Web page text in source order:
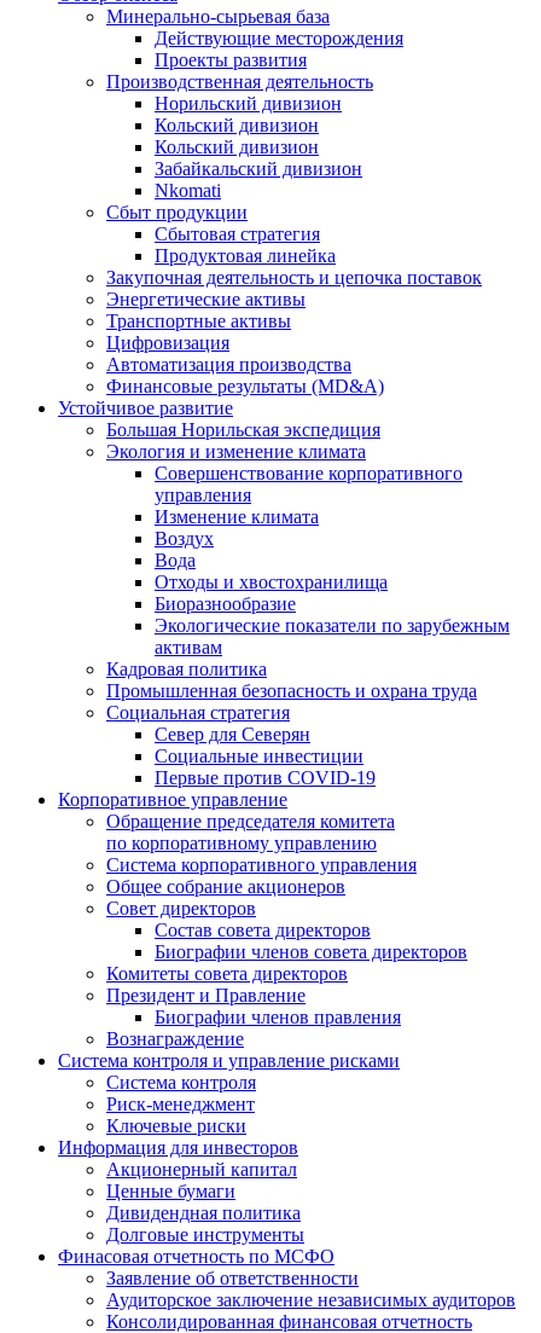
Минерально-сырьевая база
Действующие месторождения
Проекты развития
Производственная деятельность
Норильский дивизион
Кольский дивизион
Кольский дивизион
Забайкальский дивизион
Nkomati
Сбыт продукции
Сбытовая стратегия
Продуктовая линейка
Закупочная деятельность и цепочка поставок
Энергетические активы
Транспортные активы
Цифровизация
Автоматизация производства
Финансовые результаты (MD&A)
Устойчивое развитие
Большая Норильская экспедиция
Экология и изменение климата
Совершенствование корпоративного
управления
Изменение климата
Воздух
Вода
Отходы и хвостохранилища
Биоразнообразие
Экологические показатели по зарубежным
активам
Кадровая политика
Промышленная безопасность и охрана труда
Социальная стратегия
Север для Северян
Социальные инвестиции
Первые против COVID‑19
Корпоративное управление
Обращение председателя комитета
по корпоративному управлению
Система корпоративного управления
Общее собрание акционеров
Совет директоров
Состав совета директоров
Биографии членов совета директоров
Комитеты совета директоров
Президент и Правление
Биографии членов правления
Вознаграждение
Система контроля и управление рисками
Система контроля
Риск-менеджмент
Ключевые риски
Информация для инвесторов
Акционерный капитал
Ценные бумаги
Дивидендная политика
Долговые инструменты
Финасовая отчетность по МСФО
Заявление об ответственности
Аудиторское заключение независимых аудиторов
Консолидированная финансовая отчетность